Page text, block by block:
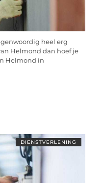
heel erg
Helmond dan hoef je
Helmond in
DIENSTVERLENING